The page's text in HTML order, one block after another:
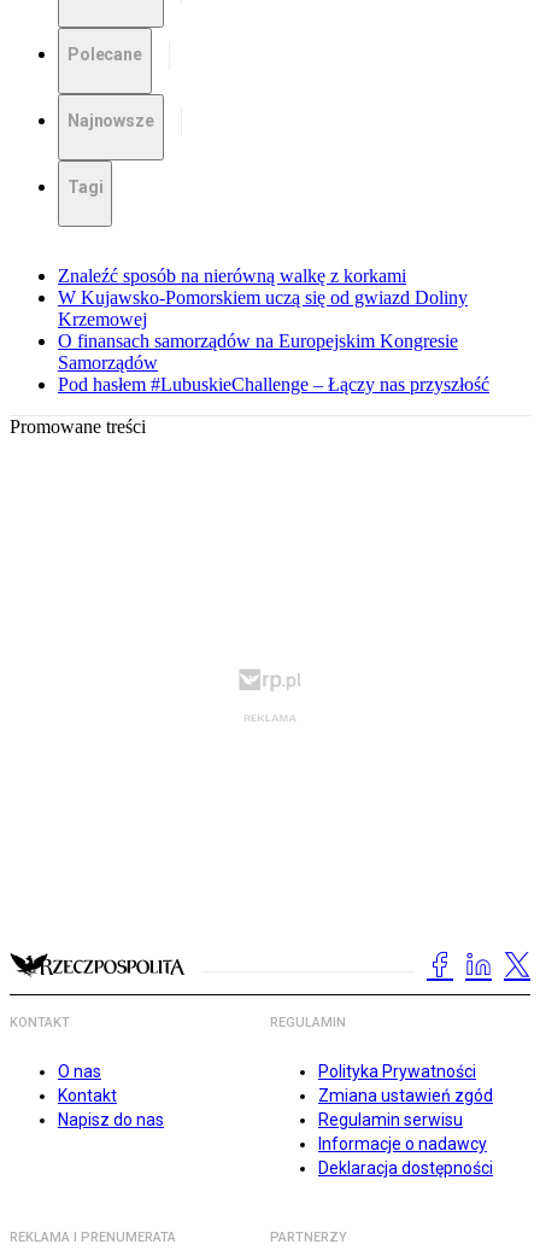
Polecane
Najnowsze
Tagi
Znaleźć sposób na nierówną walkę z korkami
W Kujawsko-Pomorskiem uczą się od gwiazd Doliny
Krzemowej
O finansach samorządów na Europejskim Kongresie
Samorządów
Pod hasłem #LubuskieChallenge – Łączy nas przyszłość
Promowane treści
KONTAKT
O nas
Kontakt
Napisz do nas
REGULAMIN
Polityka Prywatności
Zmiana ustawień zgód
Regulamin serwisu
Informacje o nadawcy
Deklaracja dostępności
REKLAMA I PRENUMERATA PARTNERZY